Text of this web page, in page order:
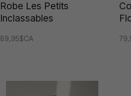
Robe Les Petits
Inclassables
89,95$CA